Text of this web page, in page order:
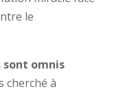
le
sont omnis
cherché à